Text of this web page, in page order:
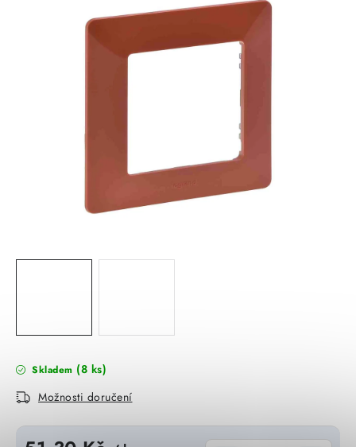
FOTOVOLTAIKA
OHŘÍVAČE VODY
SVÍTIDLA domovní
SVÍTIDLA interiérová
Skladem (8 ks)
Možnosti doručení